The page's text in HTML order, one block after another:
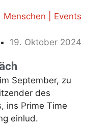
19. Oktober 2024
Menschen | Events
September, zu
des
ins Prime Time
einlud.